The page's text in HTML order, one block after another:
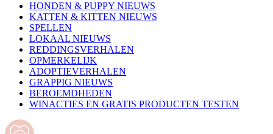
HONDEN & PUPPY NIEUWS
KATTEN & KITTEN NIEUWS
SPELLEN
LOKAAL NIEUWS
REDDINGSVERHALEN
OPMERKELIJK
ADOPTIEVERHALEN
GRAPPIG NIEUWS
BEROEMDHEDEN
WINACTIES EN GRATIS PRODUCTEN TESTEN